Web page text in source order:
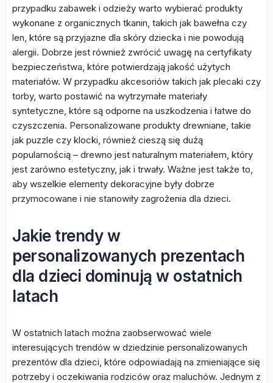
przypadku zabawek i odzieży warto wybierać produkty
wykonane z organicznych tkanin, takich jak bawełna czy
len, które są przyjazne dla skóry dziecka i nie powodują
alergii. Dobrze jest również zwrócić uwagę na certyfikaty
bezpieczeństwa, które potwierdzają jakość użytych
materiałów. W przypadku akcesoriów takich jak plecaki czy
torby, warto postawić na wytrzymałe materiały
syntetyczne, które są odporne na uszkodzenia i łatwe do
czyszczenia. Personalizowane produkty drewniane, takie
jak puzzle czy klocki, również cieszą się dużą
popularnością – drewno jest naturalnym materiałem, który
jest zarówno estetyczny, jak i trwały. Ważne jest także to,
aby wszelkie elementy dekoracyjne były dobrze
przymocowane i nie stanowiły zagrożenia dla dzieci.
Jakie trendy w
personalizowanych prezentach
dla dzieci dominują w ostatnich
latach
W ostatnich latach można zaobserwować wiele
interesujących trendów w dziedzinie personalizowanych
prezentów dla dzieci, które odpowiadają na zmieniające się
potrzeby i oczekiwania rodziców oraz maluchów. Jednym z